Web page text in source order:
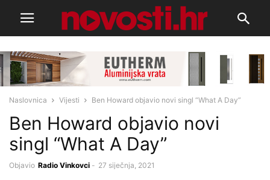
Naslovnica Vijesti Ben Howard objavio novi singl “What A Day”
Ben Howard objavio novi
singl “What A Day”
Objavio Radio Vinkovci - 27 siječnja, 2021